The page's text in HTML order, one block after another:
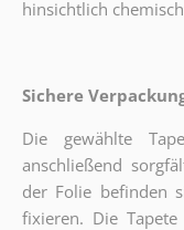
hinsichtlich
Sichere
Die gewählte
anschließend
der Folie befinden
fixieren. Die